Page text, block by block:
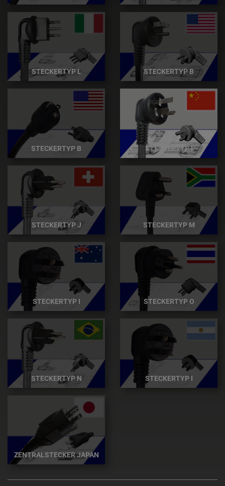
STECKERTYP L STECKERTYP B
STECKERTYP B STECKERTYP I
STECKERTYP J STECKERTYP M
STECKERTYP I STECKERTYP O
STECKERTYP N STECKERTYP I
ZENTRALSTECKER JAPAN